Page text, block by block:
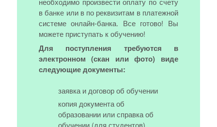
в банке или в по реквизитам в платежной
системе онлайн-банка. Все готово! Вы
можете приступать к обучению!
Для поступления требуются в
электронном (скан или фото) виде
следующие документы:
заявка и договор об обучении
копия документа об
образовании или справка об
обучении (для студентов)